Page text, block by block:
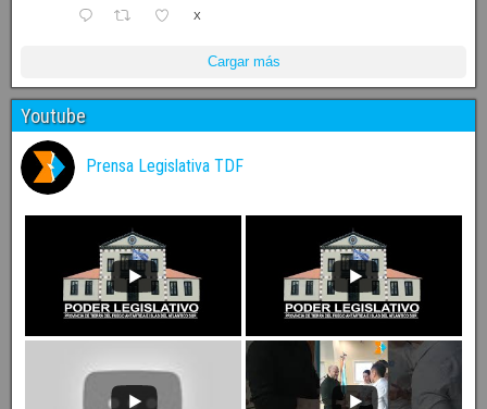
X
Cargar más
Youtube
Prensa Legislativa TDF